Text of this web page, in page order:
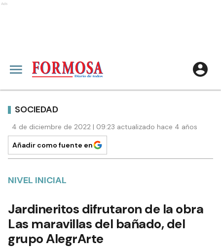
Ads
SOCIEDAD
4 de diciembre de 2022 | 09:23 actualizado hace 4 años
Añadir como fuente en
NIVEL INICIAL
Jardineritos difrutaron de la obra
Las maravillas del bañado, del
grupo AlegrArte